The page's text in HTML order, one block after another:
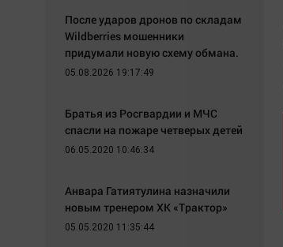
После ударов дронов по складам
Wildberries мошенники
придумали новую схему обмана.
05.08.2026 19:17:49
Братья из Росгвардии и МЧС
спасли на пожаре четверых детей
06.05.2020 10:46:34
Анвара Гатиятулина назначили
новым тренером ХК «Трактор»
05.05.2020 11:35:44